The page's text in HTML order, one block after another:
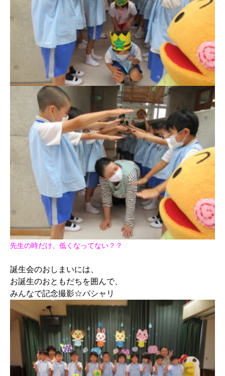
先生の時だけ、低くなってない？？
誕生会のおしまいには、
お誕生のおともだちを囲んで、
みんなで記念撮影☆パシャリ